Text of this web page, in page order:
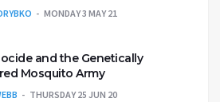
MONDAY 3 MAY 21
and the Genetically
Mosquito Army
THURSDAY 25 JUN 20